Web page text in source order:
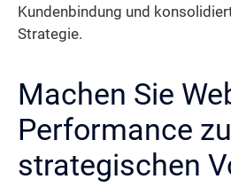
Kundenbindung und
Strategie.
Machen Sie
Performance
strategischen